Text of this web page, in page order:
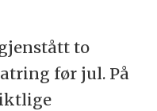
to
før jul. På